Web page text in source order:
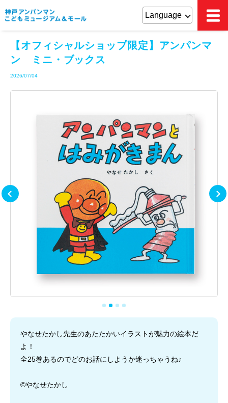
【オフィシャルショップ限定】アンパンマ
ン ミニ・ブックス
2026/07/04
やなせたかし先生のあたたかいイラストが魅力の絵本だ
よ！
全25巻あるのでどのお話にしようか迷っちゃうね♪
©やなせたかし